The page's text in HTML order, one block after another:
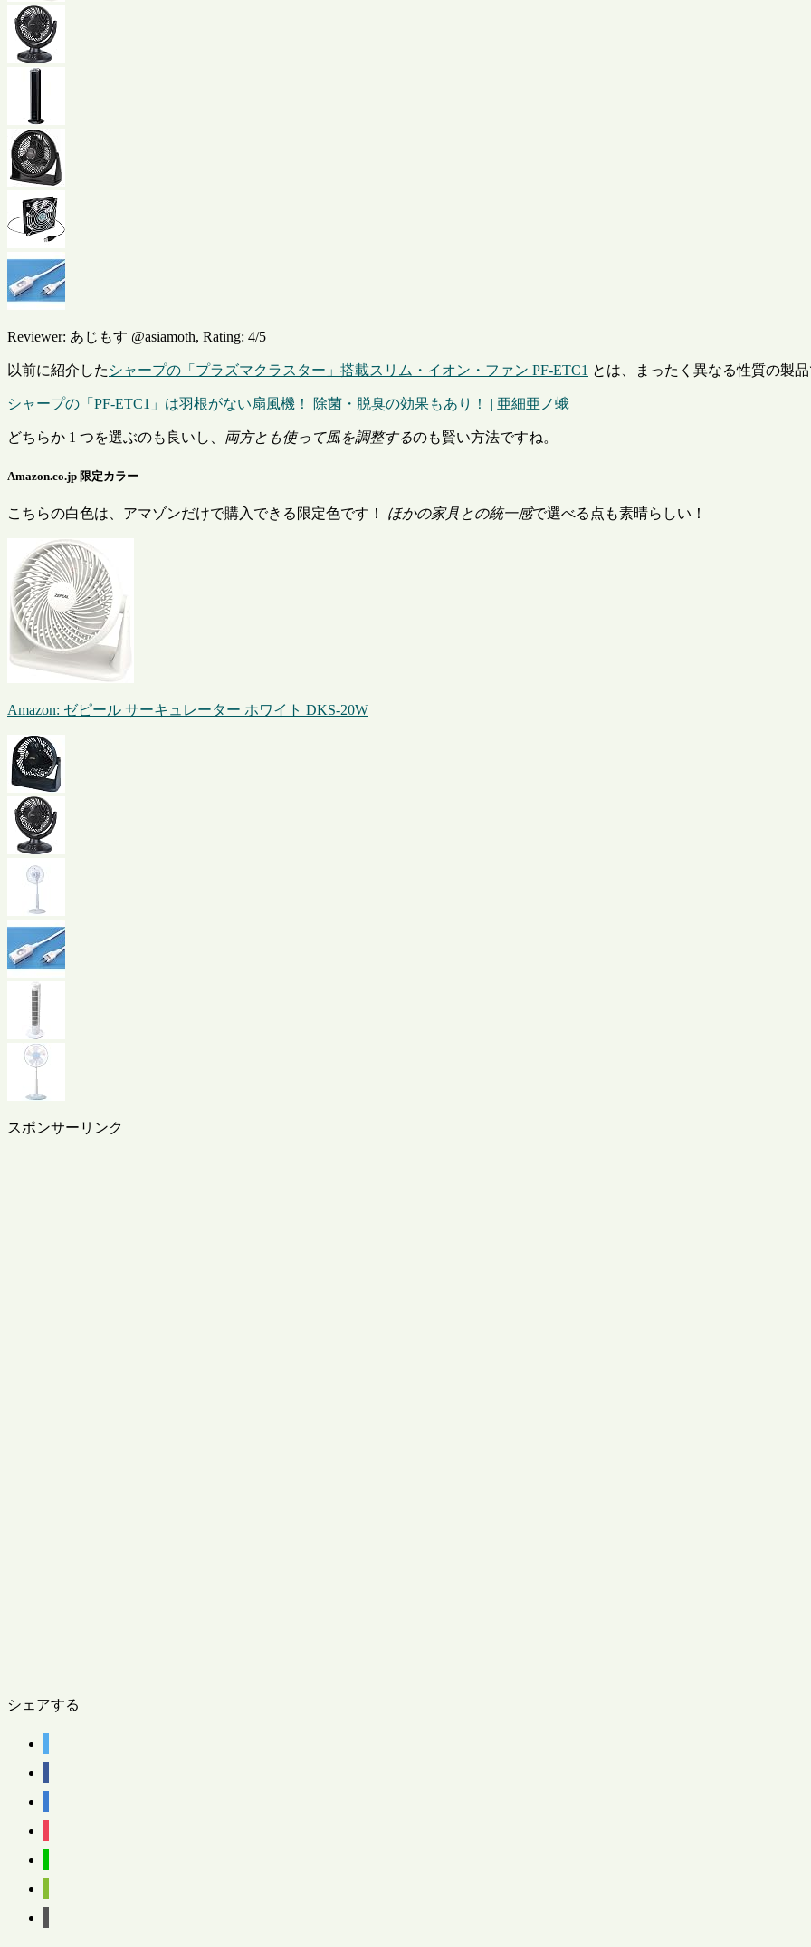
Reviewer: あじもす @asiamoth, Rating: 4/5
以前に紹介した シャープの「プラズマクラスター」搭載スリム・イオン・ファン PF-ETC1 とは、まったく異なる性質の製
シャープの「PF-ETC1」は羽根がない扇風機！ 除菌・脱臭の効果もあり！ | 亜細亜ノ蛾
どちらか 1 つを選ぶのも良いし、 両方とも使って風を調整するのも賢い方法ですね。
Amazon.co.jp 限定カラー
こちらの白色は、アマゾンだけで購入できる限定色です！ ほかの家具との統一感で選べる点も素晴らしい！
Amazon: ゼピール サーキュレーター ホワイト DKS-20W
スポンサーリンク
シェアする